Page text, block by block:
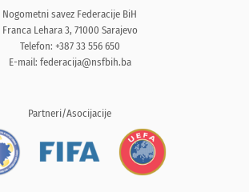
Nogometni savez Federacije BiH
Franca Lehara 3, 71000 Sarajevo
Telefon: +387 33 556 650
E-mail: federacija@nsfbih.ba
Partneri/Asocijacije